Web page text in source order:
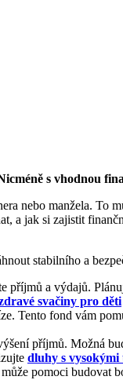
s vhodnou
nebo manžela.
a jak si zajistit
stabilního a
příjmů a výdajů.
svačiny pro děti
Tento fond vám
příjmů. Možná
dluhy s
pomoci budovat